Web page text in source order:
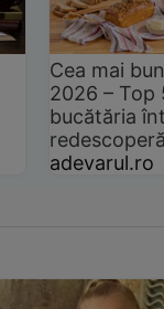
Cea mai
2026 –
bucătăria
adevarul.ro